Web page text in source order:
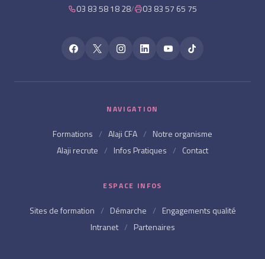
03 83 58 18 28/ 03 83 57 65 75
NAVIGATION
Formations / Alaji CFA / Notre organisme
Alaji recrute / Infos Pratiques / Contact
ESPACE INFOS
Sites de formation / Démarche / Engagements qualité
Intranet / Partenaires